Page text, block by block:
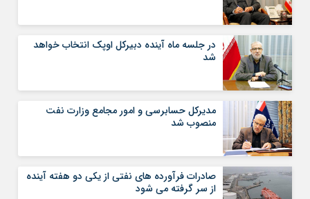
در جلسه ماه آینده دبیرکل اوپک انتخاب خواهد
شد
مدیرکل حسابرسی و امور مجامع وزارت نفت
منصوب شد
صادرات فرآورده های نفتی از یکی دو هفته آینده
از سر گرفته می شود